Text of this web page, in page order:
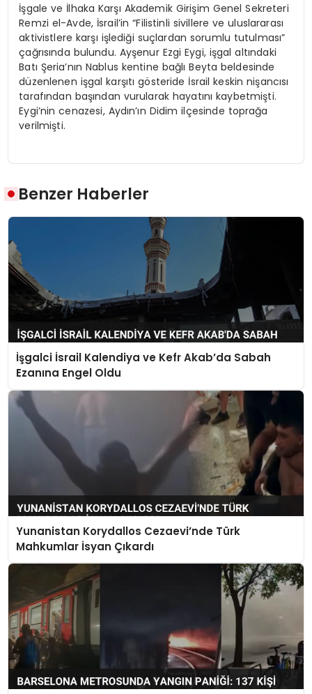
İşgale ve İlhaka Karşı Akademik Girişim Genel Sekreteri
Remzi el-Avde, İsrail’in “Filistinli sivillere ve uluslararası
aktivistlere karşı işlediği suçlardan sorumlu tutulması”
çağrısında bulundu. Ayşenur Ezgi Eygi, işgal altındaki
Batı Şeria’nın Nablus kentine bağlı Beyta beldesinde
düzenlenen işgal karşıtı gösteride İsrail keskin nişancısı
tarafından başından vurularak hayatını kaybetmişti.
Eygi’nin cenazesi, Aydın’ın Didim ilçesinde toprağa
verilmişti.
Benzer Haberler
İşgalci İsrail Kalendiya ve Kefr Akab’da Sabah
Ezanına Engel Oldu
Yunanistan Korydallos Cezaevi’nde Türk
Mahkumlar İsyan Çıkardı